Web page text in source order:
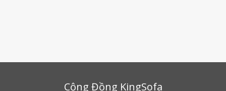
Cộng Đồng KingSofa